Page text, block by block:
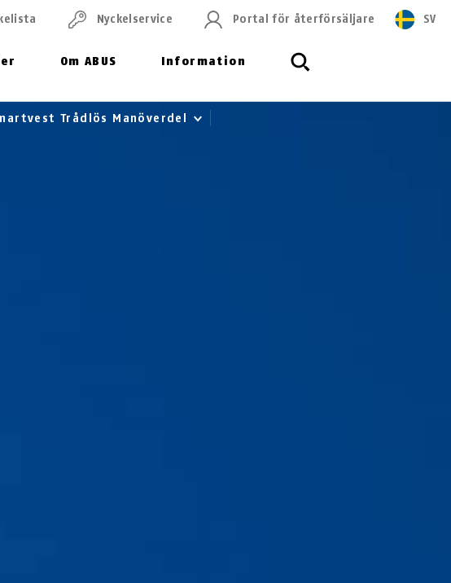
Om ABUS Information
Nyckelservice Portal för återförsäljare SV
Trådlös Manöverdel